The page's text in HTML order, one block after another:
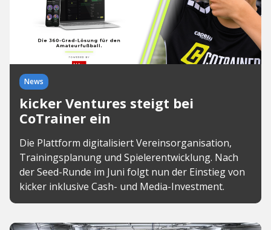
News
kicker Ventures steigt bei
CoTrainer ein
Die Plattform digitalisiert Vereinsorganisation,
Trainingsplanung und Spielerentwicklung. Nach
der Seed-Runde im Juni folgt nun der Einstieg von
kicker inklusive Cash- und Media-Investment.